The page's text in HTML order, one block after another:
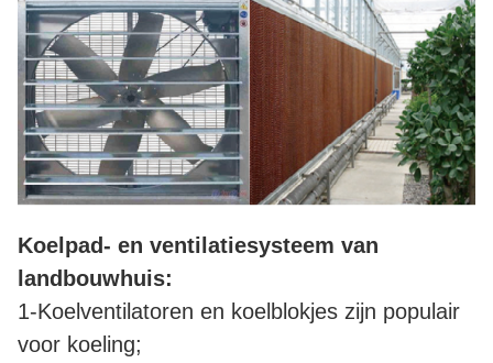
Koelpad- en ventilatiesysteem van
landbouwhuis:
1-Koelventilatoren en koelblokjes zijn populair
voor koeling;